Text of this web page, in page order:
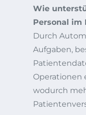
Wie
Personal im
Durch
Aufgaben,
Operationen
wodurch